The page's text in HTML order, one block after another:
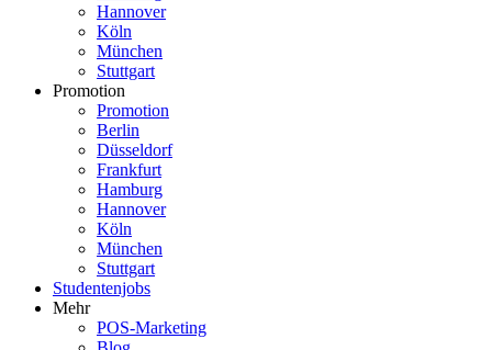
Hannover
Köln
München
Stuttgart
Promotion
Promotion
Berlin
Düsseldorf
Frankfurt
Hamburg
Hannover
Köln
München
Stuttgart
Studentenjobs
Mehr
POS-Marketing